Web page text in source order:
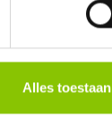
Alles toestaan